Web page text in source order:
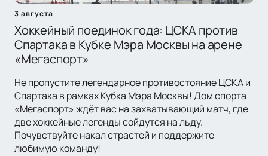
3 августа
Хоккейный поединок года: ЦСКА против
Спартака в Кубке Мэра Москвы на арене
«Мегаспорт»
Не пропустите легендарное противостояние ЦСКА и
Спартака в рамках Кубка Мэра Москвы! Дом спорта
«Мегаспорт» ждёт вас на захватывающий матч, где
две хоккейные легенды сойдутся на льду.
Почувствуйте накал страстей и поддержите
любимую команду!